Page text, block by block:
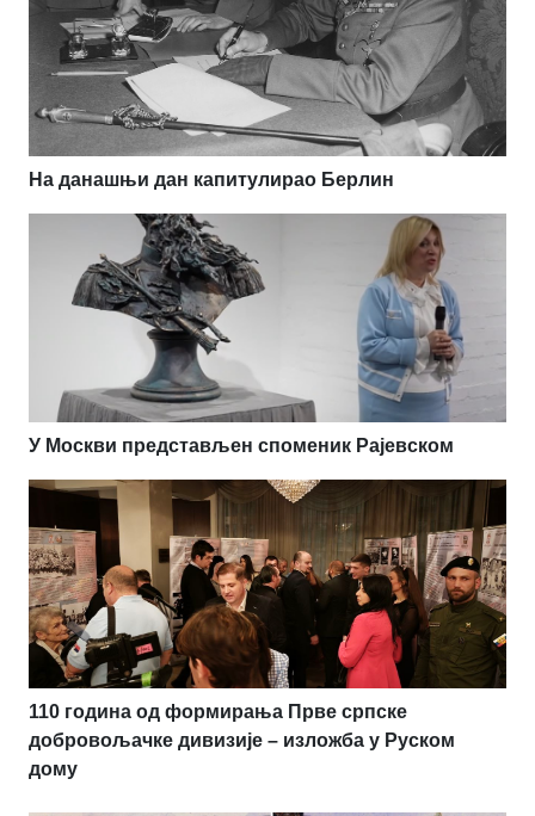
На данашњи дан капитулирао Берлин
У Москви представљен споменик Рајевском
110 година од формирања Прве српске
добровољачке дивизије – изложба у Руском
дому